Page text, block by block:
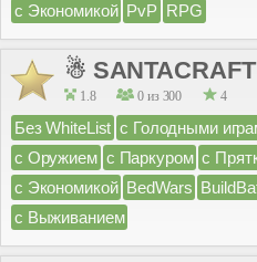
с Экономикой PvP RPG
☃
1.8 0 из 300 4
Без WhiteList с Голодными
с Оружием с Паркуром с
с Экономикой BedWars
с Выживанием